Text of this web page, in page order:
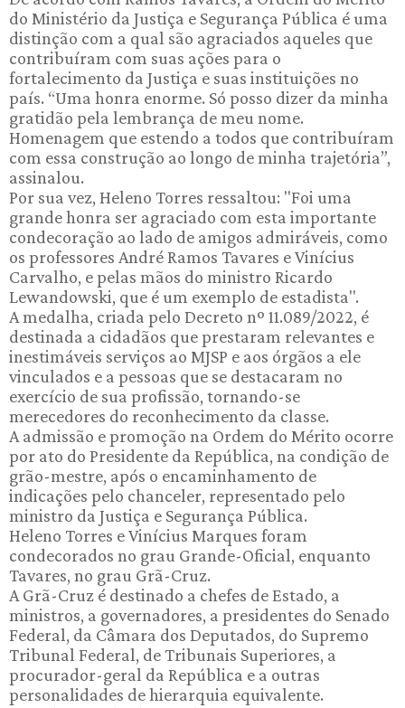
do Ministério da Justiça e Segurança Pública é uma
distinção com a qual são agraciados aqueles que
contribuíram com suas ações para o
fortalecimento da Justiça e suas instituições no
país. “Uma honra enorme. Só posso dizer da minha
gratidão pela lembrança de meu nome.
Homenagem que estendo a todos que contribuíram
com essa construção ao longo de minha trajetória”,
assinalou.
Por sua vez, Heleno Torres ressaltou: "Foi uma
grande honra ser agraciado com esta importante
condecoração ao lado de amigos admiráveis, como
os professores André Ramos Tavares e Vinícius
Carvalho, e pelas mãos do ministro Ricardo
Lewandowski, que é um exemplo de estadista".
A medalha, criada pelo Decreto nº 11.089/2022, é
destinada a cidadãos que prestaram relevantes e
inestimáveis serviços ao MJSP e aos órgãos a ele
vinculados e a pessoas que se destacaram no
exercício de sua profissão, tornando-se
merecedores do reconhecimento da classe.
A admissão e promoção na Ordem do Mérito ocorre
por ato do Presidente da República, na condição de
grão-mestre, após o encaminhamento de
indicações pelo chanceler, representado pelo
ministro da Justiça e Segurança Pública.
Heleno Torres e Vinícius Marques foram
condecorados no grau Grande-Oficial, enquanto
Tavares, no grau Grã-Cruz.
A Grã-Cruz é destinado a chefes de Estado, a
ministros, a governadores, a presidentes do Senado
Federal, da Câmara dos Deputados, do Supremo
Tribunal Federal, de Tribunais Superiores, a
procurador-geral da República e a outras
personalidades de hierarquia equivalente.